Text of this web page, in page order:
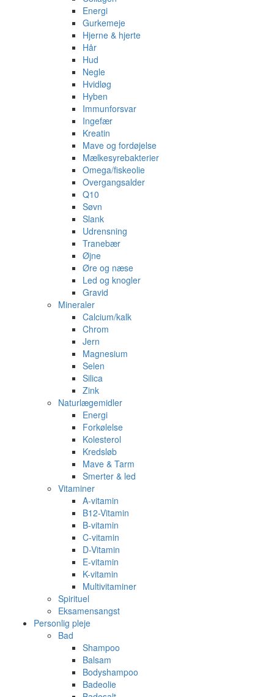
Energi
Gurkemeje
Hjerne & hjerte
Hår
Hud
Negle
Hvidløg
Hyben
Immunforsvar
Ingefær
Kreatin
Mave og fordøjelse
Mælkesyrebakterier
Omega/fiskeolie
Overgangsalder
Q10
Søvn
Slank
Udrensning
Tranebær
Øjne
Øre og næse
Led og knogler
Gravid
Mineraler
Calcium/kalk
Chrom
Jern
Magnesium
Selen
Silica
Zink
Naturlægemidler
Energi
Forkølelse
Kolesterol
Kredsløb
Mave & Tarm
Smerter & led
Vitaminer
A-vitamin
B12-Vitamin
B-vitamin
C-vitamin
D-Vitamin
E-vitamin
K-vitamin
Multivitaminer
Spirituel
Eksamensangst
Personlig pleje
Bad
Shampoo
Balsam
Bodyshampoo
Badeolie